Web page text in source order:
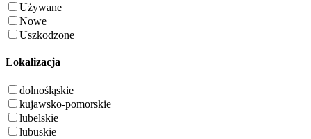
Używane
Nowe
Uszkodzone
Lokalizacja
dolnośląskie
kujawsko-pomorskie
lubelskie
lubuskie